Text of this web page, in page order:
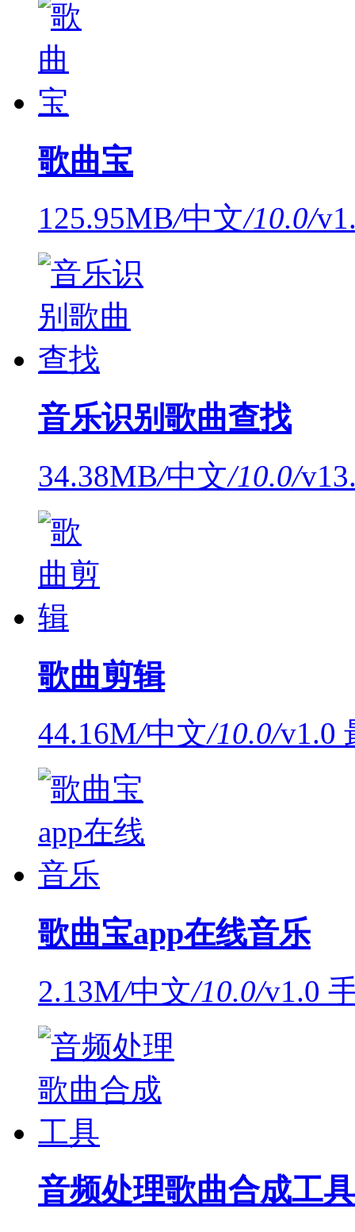
歌曲宝
125.95MB/中文/10.0/
音乐识别歌曲查找
34.38MB/中文/10.0/
歌曲剪辑
44.16M/中文/10.0/v1.0
歌曲宝app在线音乐
2.13M/中文/10.0/v1.0
音频处理歌曲合成工具